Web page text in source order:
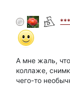
***
А мне жаль,
коллаже,
чего-то